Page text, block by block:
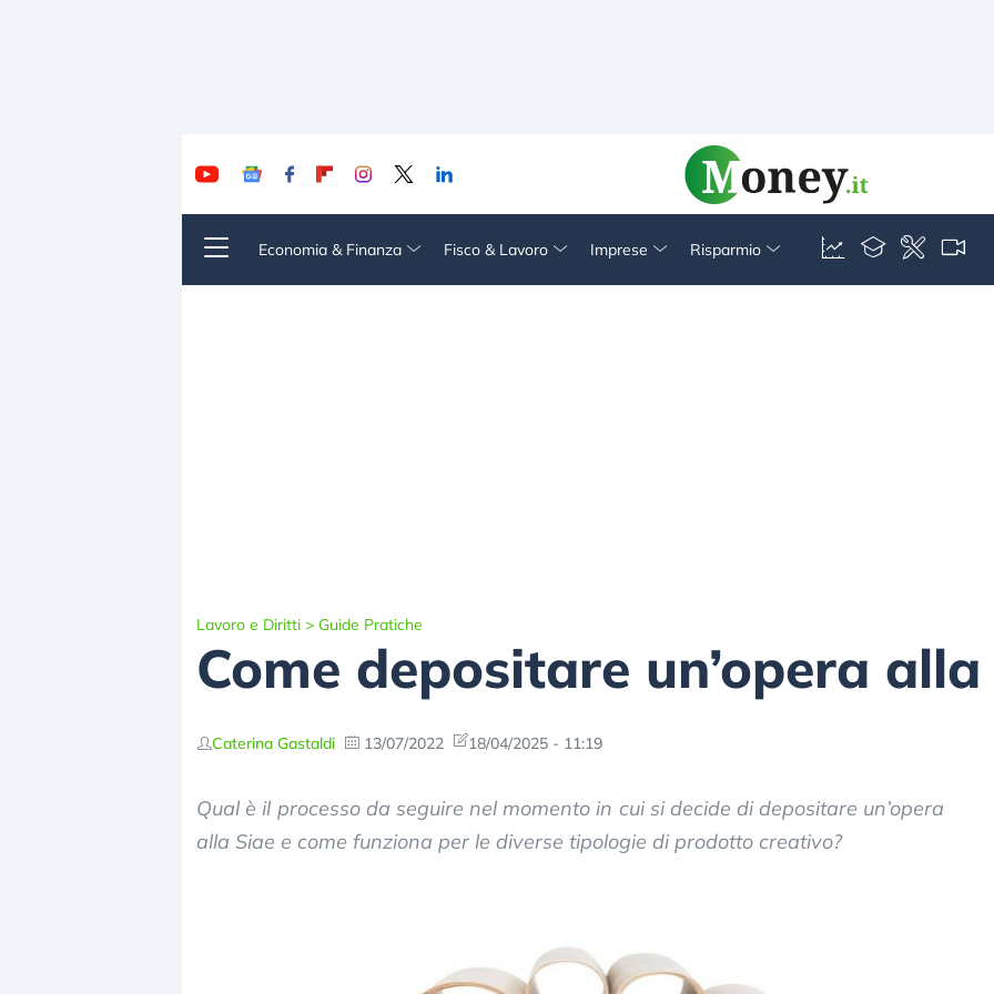
Economia & Finanza Fisco & Lavoro Imprese Risparmio
Lavoro e Diritti > Guide Pratiche
Come depositare un’opera
Caterina Gastaldi 13/07/2022 18/04/2025 - 11:19
Qual è il processo da seguire nel momento in cui si decide di depositare un’opera
alla Siae e come funziona per le diverse tipologie di prodotto creativo?